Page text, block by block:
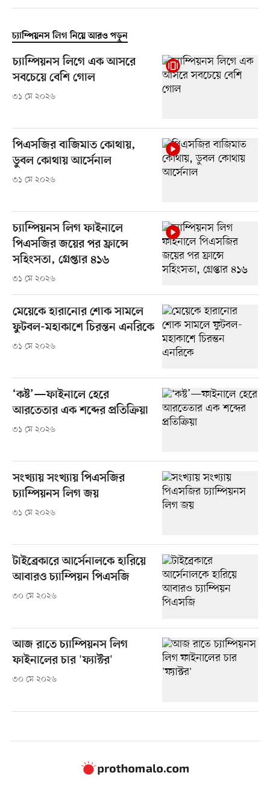
চ্যাম্পিয়নস লিগ নিয়ে আরও পড়ুন
চ্যাম্পিয়নস লিগে এক আসরে
সবচেয়ে বেশি গোল
৩১ মে ২০২৬
পিএসজির বাজিমাত কোথায়,
ডুবল কোথায় আর্সেনাল
৩১ মে ২০২৬
চ্যাম্পিয়নস লিগ ফাইনালে
পিএসজির জয়ের পর ফ্রান্সে
সহিংসতা, গ্রেপ্তার ৪১৬
৩১ মে ২০২৬
মেয়েকে হারানোর শোক সামলে
ফুটবল-মহাকাশে চিরন্তন এনরিকে
৩১ মে ২০২৬
‘কষ্ট’—ফাইনালে হেরে
আরতেতার এক শব্দের প্রতিক্রিয়া
৩১ মে ২০২৬
সংখ্যায় সংখ্যায় পিএসজির
চ্যাম্পিয়নস লিগ জয়
৩১ মে ২০২৬
টাইব্রেকারে আর্সেনালকে হারিয়ে
আবারও চ্যাম্পিয়ন পিএসজি
৩০ মে ২০২৬
আজ রাতে চ্যাম্পিয়নস লিগ
ফাইনালের চার 'ফ্যাক্টর'
৩০ মে ২০২৬